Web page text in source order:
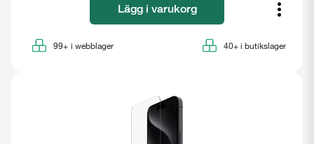
Lägg i varukorg
99+ i webblager 40+ i butikslager